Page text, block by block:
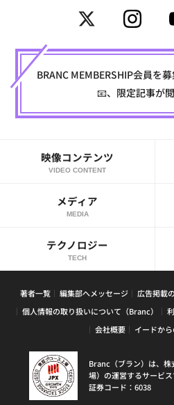
BRANC MEMBERSHIP会員を
📧、限定記事が
映像コンテンツ
VIDEO CONTENT
メディア
MEDIA
テクノロジー
TECH
著者一覧 編集部へメッセージ 広告掲載
個人情報の取り扱いについて（Branc）
会社概要
イードか
Branc（ブラン）は、株
場）の運営するサービス
証券コード：6038